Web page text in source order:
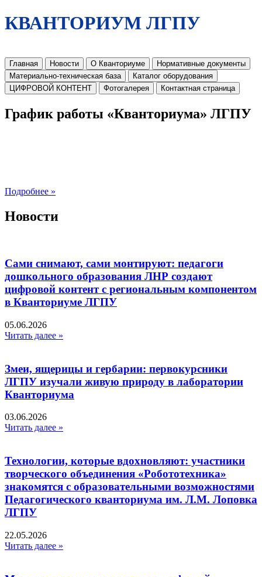
КВАНТОРИУМ ЛГПУ
Главная Новости О Кванториуме
Нормативные документы
Материально-техническая база
Каталог оборудования
ЦИФРОВОЙ КОНТЕНТ
Фотогалерея Контактная страница
График работы «Кванториума» ЛГПУ
Подробнее »
Новости
Сами снимают, сами монтируют: педагоги
дошкольного образования ЛНР создают
цифровой контент с региональным компонентом
в Кванториуме ЛГПУ​
05.06.2026
Читать далее »
Змеи, ящерицы и гербарии: первокурсники
ЛГПУ изучали живую природу в лаборатории
Кванториума
03.06.2026
Читать далее »
Технологии, которые вдохновляют: участники
творческого объединения «Робототехника»
знакомятся с образовательными возможностями
Педагогического кванториума им. Л.М. Лоповка
ЛГПУ
22.05.2026
Читать далее »